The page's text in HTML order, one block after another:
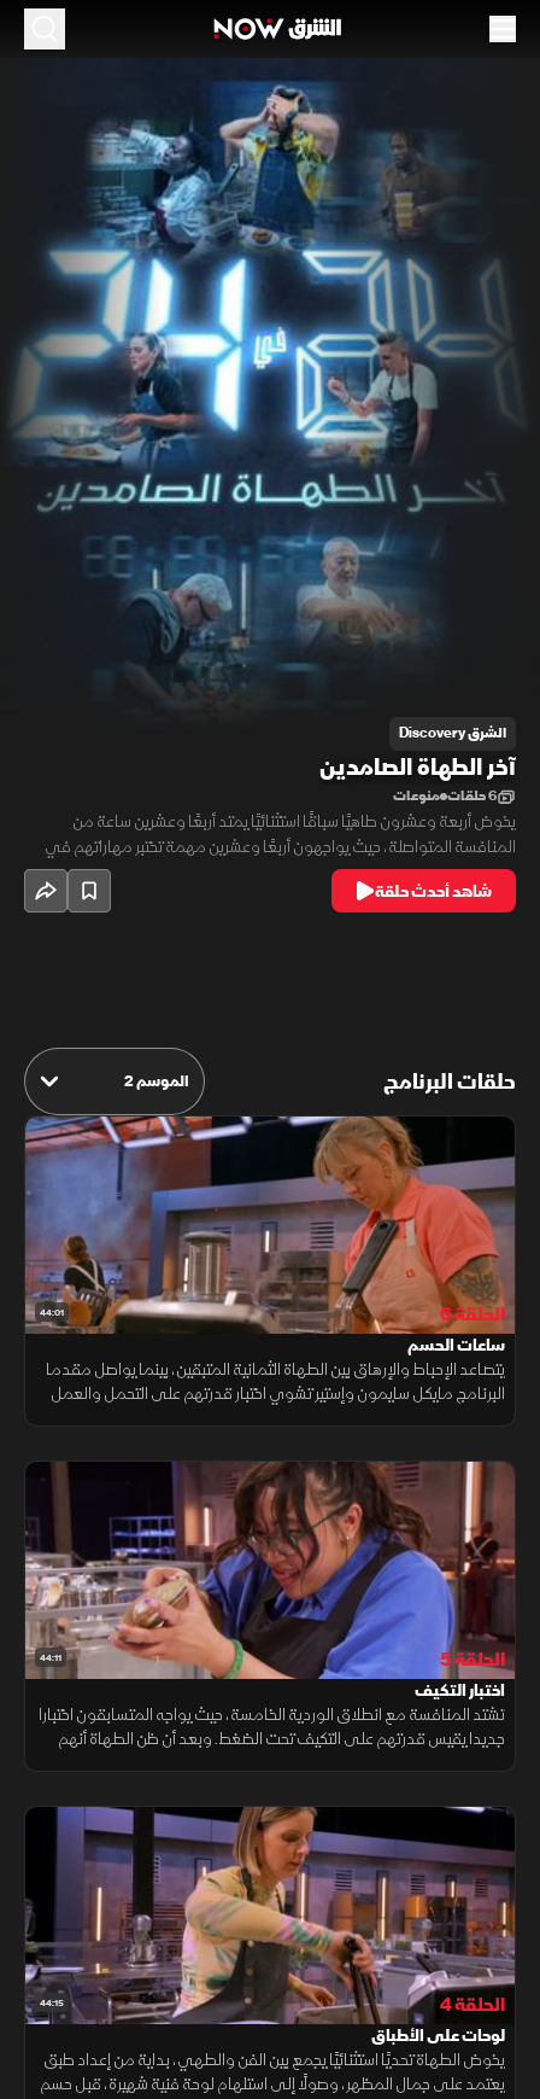
الشرق Discovery
آخر الطهاة الصامدين
6 حلقات منوعات
يخوض أربعة وعشرون طاهيًا سباقًا استثنائيًا يمتد أربعًا وعشرين ساعة من
المنافسة المتواصلة، حيث يواجهون أربعًا وعشرين مهمة تختبر مهاراتهم في
الطهي والعمل تحت الضغط. تتوزع التحديات على ثماني مراحل، تتطلب
الإبداع والدقة وسرعة الإنجاز، فيما يسعى المتنافسون لإثبات جدارتهم وانتزاع
شاهد أحدث حلقة
حلقات البرنامج الموسم 2
44:01 الحلقة 6
ساعات الحسم
يتصاعد الإحباط والإرهاق بين الطهاة الثمانية المتبقين، بينما يواصل مقدما
البرنامج مايكل سايمون وإستير تشوي اختبار قدرتهم على التحمل والعمل
44:11 الحلقة 5
اختبار التكيف
تشتد المنافسة مع انطلاق الوردية الخامسة، حيث يواجه المتسابقون اختبارا
جديدا يقيس قدرتهم على التكيف تحت الضغط. وبعد أن ظن الطهاة أنهم
44:15 الحلقة 4
لوحات على الأطباق
يخوض الطهاة تحديًا استثنائيًا يجمع بين الفن والطهي، بداية من إعداد طبق
يعتمد على جمال المظهر، وصولًا إلى استلهام لوحة فنية شهيرة، قبل حسم